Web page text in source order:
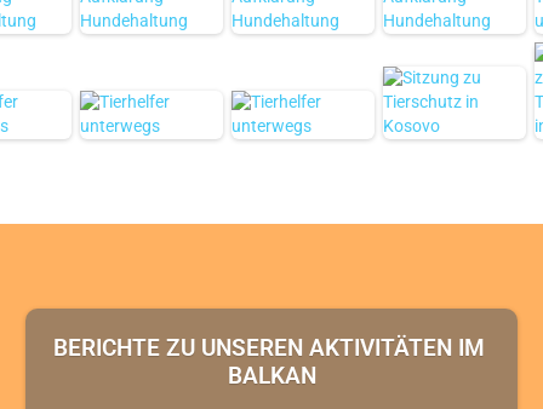
BERICHTE ZU UNSEREN AKTIVITÄTEN IM
BALKAN